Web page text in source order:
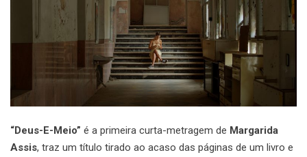
“Deus-E-Meio” é a primeira curta-metragem de Margarida
Assis, traz um título tirado ao acaso das páginas de um livro e